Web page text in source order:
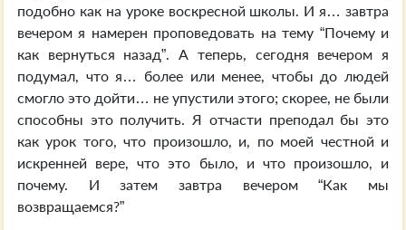
подобно как на уроке воскресной школы. И я… завтра
вечером я намерен проповедовать на тему “Почему и
как вернуться назад”. А теперь, сегодня вечером я
подумал, что я… более или менее, чтобы до людей
смогло это дойти… не упустили этого; скорее, не были
способны это получить. Я отчасти преподал бы это
как урок того, что произошло, и, по моей честной и
искренней вере, что это было, и что произошло, и
почему. И затем завтра вечером “Как мы
возвращаемся?”